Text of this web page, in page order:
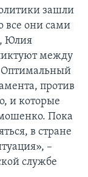
зашли
все они сами
Юлия
между
Оптимальный
против
и которые
Пока
в стране
–
службе